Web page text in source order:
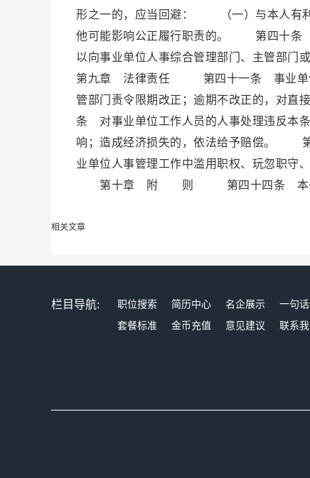
形之一的，应当回避： （一）与本人
他可能影响公正履行职责的。 第四十条
以向事业单位人事综合管理部门、主管部
第九章 法律责任 第四十一条 事业单位
管部门责令限期改正；逾期不改正的，对
条 对事业单位工作人员的人事处理违反本
响；造成经济损失的，依法给予赔偿。
业单位人事管理工作中滥用职权、玩忽职守
第十章 附 则 第四十四条 本条例自
相关文章
栏目导航: 职位搜索 简历中心 名企展示 一句
套餐标准
金币充值 意见建议 联系我